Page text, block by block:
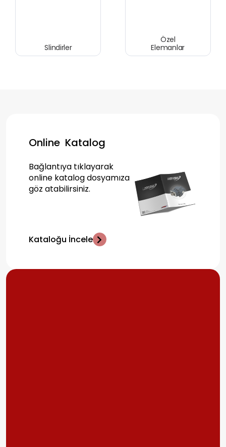
Elemanlar
Vakum
Teknolojisi
OnlineKatalog
Bağlantıya tıklayarak
online katalog dosyamıza
göz atabilirsiniz.
Kataloğu İncele